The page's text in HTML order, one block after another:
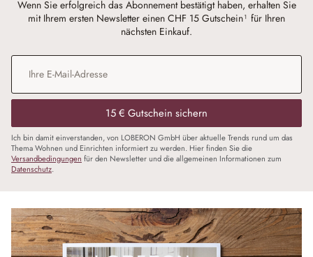
Wenn Sie erfolgreich das Abonnement bestätigt haben, erhalten Sie
mit Ihrem ersten Newsletter einen CHF 15 Gutschein¹ für Ihren
nächsten Einkauf.
E-Mail-Adresse
15 € Gutschein sichern
Ich bin damit einverstanden, von LOBERON GmbH über aktuelle Trends rund um das
Thema Wohnen und Einrichten informiert zu werden. Hier finden Sie die
Versandbedingungen für den Newsletter und die allgemeinen Informationen zum
Datenschutz.